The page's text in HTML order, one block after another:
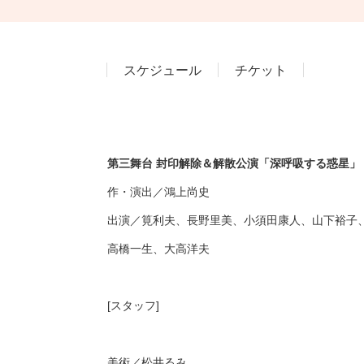
スケジュール チケット
第三舞台 封印解除＆解散公演「深呼吸する惑星」
作・演出／鴻上尚史
出演／筧利夫、長野里美、小須田康人、山下裕子
高橋一生、大高洋夫
[スタッフ]